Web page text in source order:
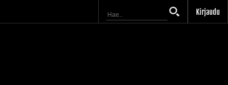
Kirjaudu